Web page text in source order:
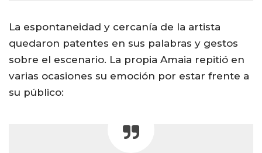
La espontaneidad y cercanía de la artista
quedaron patentes en sus palabras y gestos
sobre el escenario. La propia Amaia repitió en
varias ocasiones su emoción por estar frente a
su público: